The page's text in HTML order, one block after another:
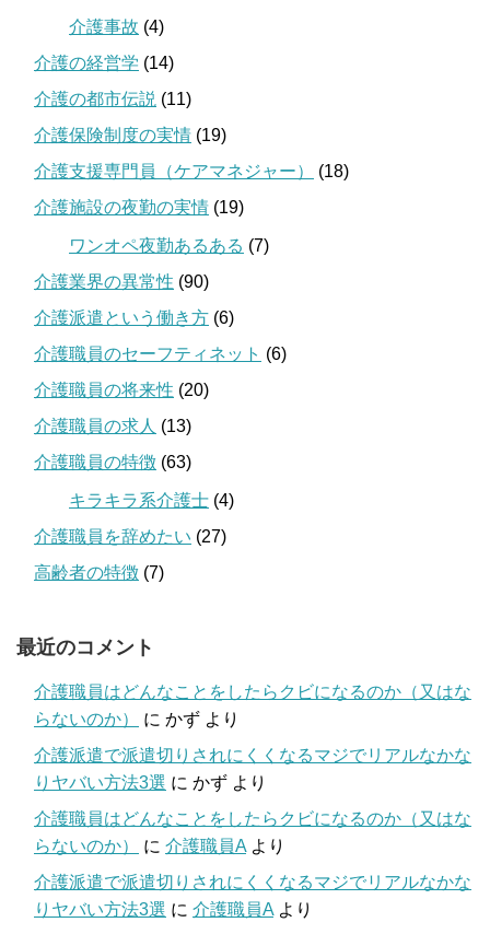
介護事故 (4)
介護の経営学 (14)
介護の都市伝説 (11)
介護保険制度の実情 (19)
介護支援専門員（ケアマネジャー）
(18)
介護施設の夜勤の実情 (19)
ワンオペ夜勤あるある (7)
介護業界の異常性 (90)
介護派遣という働き方 (6)
介護職員のセーフティネット (6)
介護職員の将来性 (20)
介護職員の求人 (13)
介護職員の特徴 (63)
キラキラ系介護士 (4)
介護職員を辞めたい (27)
高齢者の特徴 (7)
最近のコメント
介護職員はどんなことをしたらクビになるのか（又はな
らないのか）
に かず より
介護派遣で派遣切りされにくくなるマジでリアルなかな
りヤバい方法3選 に かず より
介護職員はどんなことをしたらクビになるのか（又はな
らないのか）
に 介護職員A より
介護派遣で派遣切りされにくくなるマジでリアルなかな
りヤバい方法3選 に 介護職員A より